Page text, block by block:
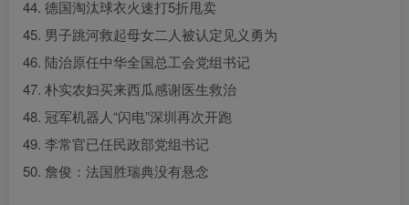
44. 德国淘汰球衣火速打5折甩卖
45. 男子跳河救起母女二人被认定见义勇为
46. 陆治原任中华全国总工会党组书记
47. 朴实农妇买来西瓜感谢医生救治
48. 冠军机器人“闪电”深圳再次开跑
49. 李常官已任民政部党组书记
50. 詹俊：法国胜瑞典没有悬念